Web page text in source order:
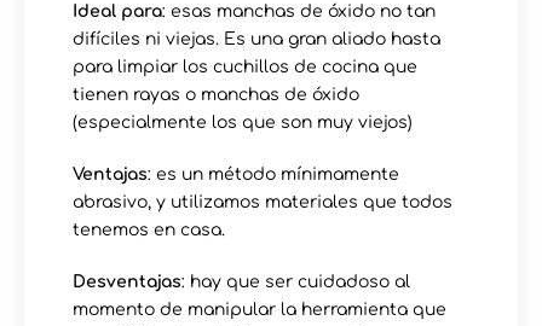
Ideal para: esas manchas de óxido no tan
difíciles ni viejas. Es una gran aliado hasta
para limpiar los cuchillos de cocina que
tienen rayas o manchas de óxido
(especialmente los que son muy viejos)
Ventajas: es un método mínimamente
abrasivo, y utilizamos materiales que todos
tenemos en casa.
Desventajas: hay que ser cuidadoso al
momento de manipular la herramienta que